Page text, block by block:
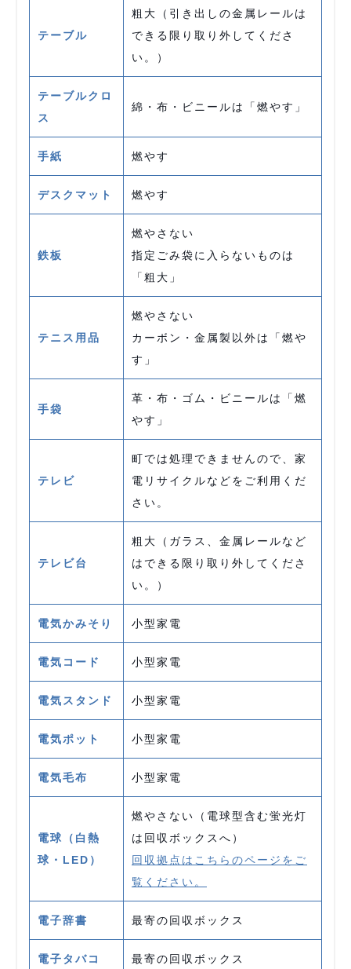
テーブル
粗大（引き出しの金属レールは
できる限り取り外してくださ
い。）
テーブルクロ
ス
綿・布・ビニールは「燃やす」
手紙 燃やす
デスクマット 燃やす
鉄板
燃やさない
指定ごみ袋に入らないものは
「粗大」
テニス用品
燃やさない
カーボン・金属製以外は「燃や
す」
手袋
革・布・ゴム・ビニールは「燃
やす」
テレビ
町では処理できませんので、家
電リサイクルなどをご利用くだ
さい。
テレビ台
粗大（ガラス、金属レールなど
はできる限り取り外してくださ
い。）
電気かみそり 小型家電
電気コード 小型家電
電気スタンド 小型家電
電気ポット 小型家電
電気毛布 小型家電
電球（白熱
球・LED）
燃やさない（電球型含む蛍光灯
は回収ボックスへ）
回収拠点はこちらのページをご
覧ください。
電子辞書 最寄の回収ボックス
電子タバコ 最寄の回収ボックス